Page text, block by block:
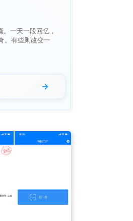
一天一段回忆，
。有些则改变一
→